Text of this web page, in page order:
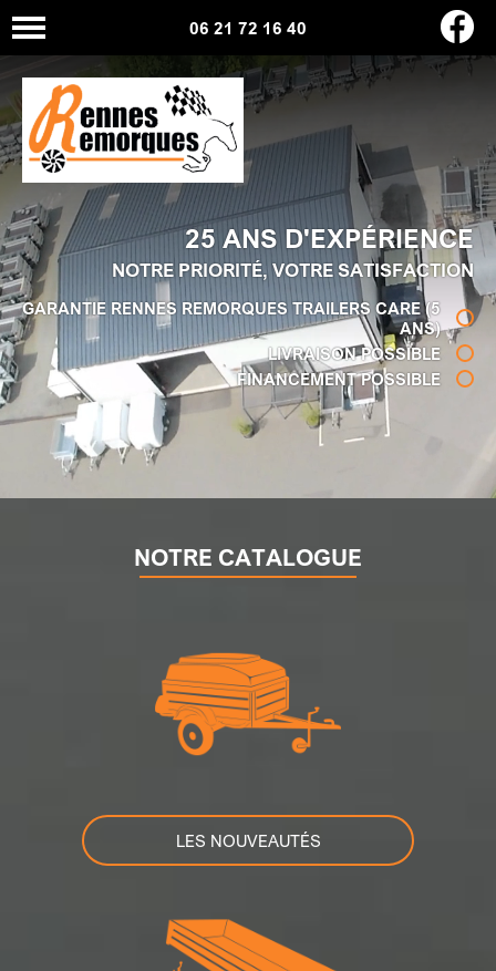
06 21 72 16 40
25 ANS D'EXPÉRIENCE
NOTRE PRIORITÉ, VOTRE SATISFACTION
GARANTIE RENNES REMORQUES TRAILERS CARE (5
ANS)
LIVRAISON POSSIBLE
FINANCEMENT POSSIBLE
NOTRE CATALOGUE
LES NOUVEAUTÉS